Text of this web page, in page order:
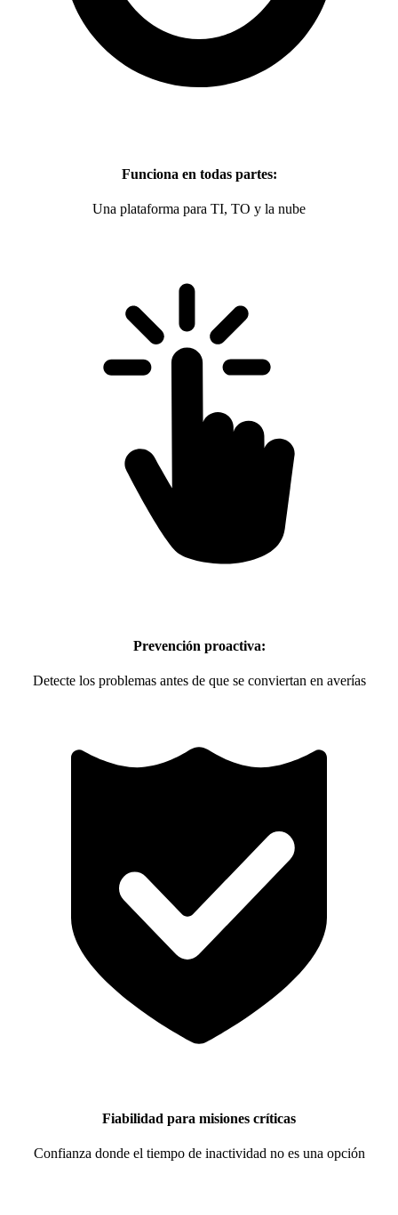
Funciona en todas partes:
Una plataforma para TI, TO y la nube
Prevención proactiva:
Detecte los problemas antes de que se conviertan en averías
Fiabilidad para misiones críticas
Confianza donde el tiempo de inactividad no es una opción